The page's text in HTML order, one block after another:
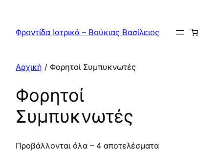
περιεχόμενο
Φροντίδα Ιατρικά – Βούκιας Βασίλειος
Αρχική / Φορητοί Συμπυκνωτές
Φορητοί
Συμπυκνωτές
Προβάλλονται όλα – 4 αποτελέσματα